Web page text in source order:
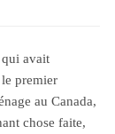
qui avait
premier
au Canada,
chose faite,